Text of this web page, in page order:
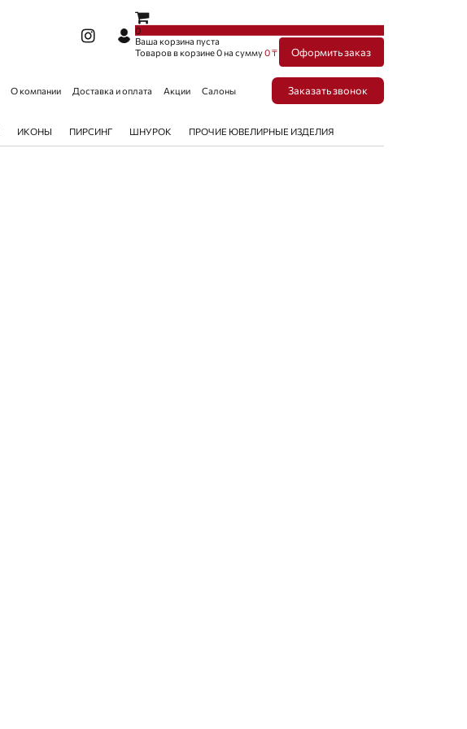
0
Ваша корзина пуста
Товаров в корзине0на сумму0 ₸ Оформить заказ
О компании Доставка и оплата Акции Салоны Заказать звонок
ИКОНЫ ПИРСИНГ ШНУРОК ПРОЧИЕ ЮВЕЛИРНЫЕ ИЗДЕЛИЯ